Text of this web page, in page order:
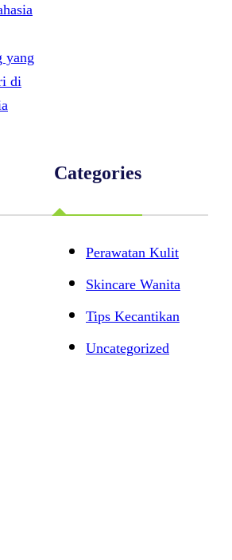
yang
di
Categories
Perawatan Kulit
Skincare Wanita
Tips Kecantikan
Uncategorized